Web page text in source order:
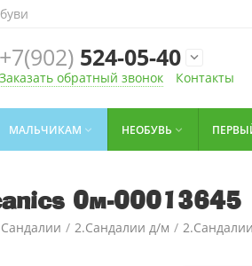
+7(902)524-05-40 
Заказать обратный звонок Контакты
МАЛЬЧИКАМ  НЕОБУВЬ 
0м-00013645
Сандалии / 2.Сандалии д/м /